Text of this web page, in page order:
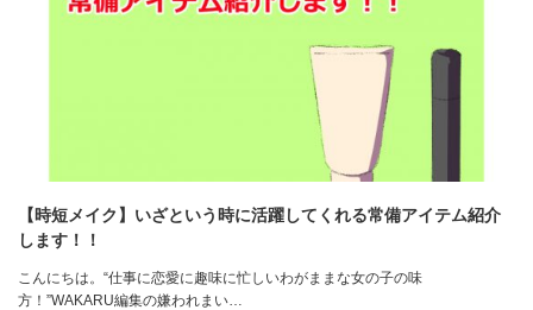
【時短メイク】いざという時に活躍してくれる常備アイテム紹介
します！！
こんにちは。“仕事に恋愛に趣味に忙しいわがままな女の子の味
方！”WAKARU編集の嫌われまい…